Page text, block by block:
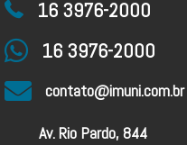
16 3976-2000
16 3976-2000
contato@imuni.com.br
Av. Rio Pardo, 844